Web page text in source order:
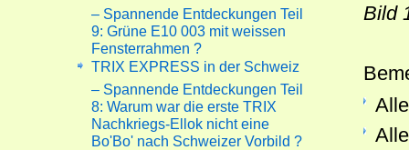
Bild
– Spannende Entdeckungen Teil
9: Grüne E10 003 mit weissen
Fensterrahmen ?
TRIX EXPRESS in der Schweiz
– Spannende Entdeckungen Teil
8: Warum war die erste TRIX
Nachkriegs-Ellok nicht eine
Bo'Bo' nach Schweizer Vorbild ?